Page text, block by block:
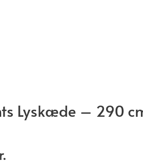
Lyskæde – 290